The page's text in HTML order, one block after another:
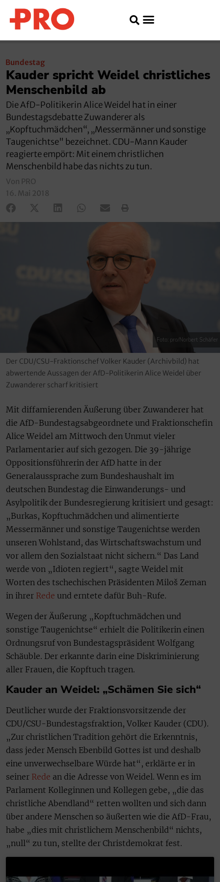
Bundestag
Kauder spricht Weidel christliches
Menschenbild ab
Die AfD-Politikerin Alice Weidel hat in einer
Bundestagsdebatte Zuwanderer als
„Kopftuchmädchen“, „Messermänner und sonstige
Taugenichtse" bezeichnet. CDU-Mann Kauder
reagierte empört: Mit einem christlichen
Menschenbild habe das nichts zu tun.
Von PRO
16. Mai 2018
Foto: pro/Norbert Schäfer
Der CDU/CSU-Fraktionschef Volker Kauder (Archivbild) hat
abwertende Aussagen der AfD-Politikerin Alice Weidel über
Zuwanderer scharf kritisiert
Mit diffamierenden Äußerung über Zuwanderer hat
die AfD-Bundestagsabgeordnete und Fraktionschefin
Alice Weidel am Mittwoch den Unmut vieler
Parlamentarier auf sich gezogen. Die 39-jährige
Oppositionsführerin der AfD hatte in der
Generalaussprache zum Bundeshaushalt im
deutschen Bundestag die Einwanderungs- und
Asylpolitik der Bundesregierung kritisiert und gesagt:
„Burkas, Kopftuchmädchen und alimentierte
Messermänner und sonstige Taugenichtse werden
unseren Wohlstand, das Wirtschaftswachstum und
vor allem den Sozialstaat nicht sichern.“ Das Land
werde von „Idioten regiert“, sagte Weidel mit
Worten des tschechischen Präsidenten Miloš Zeman
in ihrer Rede und erntete dafür Buh-Rufe.
Wegen der Äußerung „Kopftuchmädchen und
sonstige Taugenichtse“ erhielt die Politikerin einen
Ordnungsruf von Bundestagspräsident Wolfgang
Schäuble. Der erkannte darin eine Diskriminierung
aller Frauen, die Kopftuch tragen.
Kauder an Weidel: „Schämen Sie sich“
Deutlicher wurde der Fraktionsvorsitzende der
CDU/CSU-Bundestagsfraktion, Volker Kauder (CDU).
„Zur christlichen Tradition gehört die Erkenntnis,
dass jeder Mensch Ebenbild Gottes ist und deshalb
eine unverwechselbare Würde hat“, erklärte er in
seiner Rede an die Adresse von Weidel. Wenn es im
Parlament Kolleginnen und Kollegen gebe, „die das
christliche Abendland“ retten wollten und sich dann
über andere Menschen so äußerten wie die AfD-Frau,
habe „dies mit christlichem Menschenbild“ nichts,
„null“ zu tun, stellte der Christdemokrat fest.